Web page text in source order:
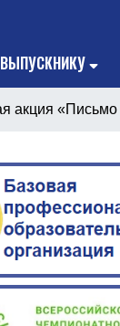
ВЫПУСКНИКУ
акция «Письмо